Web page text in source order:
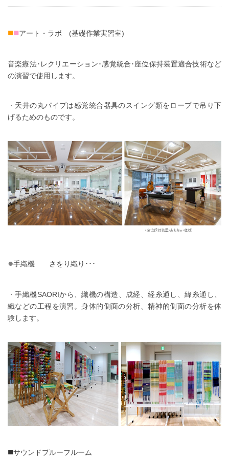
■■アート・ラボ (基礎作業実習室)
音楽療法･レクリエーション･感覚統合･座位保持装置適合技術など
の演習で使用します。
・ 天井の丸パイプは感覚統合器具のスイング類をロープで吊り下
げるためのものです。
●手織機 さをり織り･･･
・手織機SAORIから、織機の構造、成経、経糸通し、緯糸通し、
織などの工程を演習。身体的側面の分析、精神的側面の分析を体
験します。
■サウンドプルーフルーム